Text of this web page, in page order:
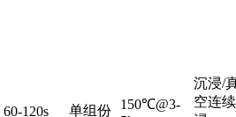
60-120s 单组份
150℃@3-
沉浸/
空连续